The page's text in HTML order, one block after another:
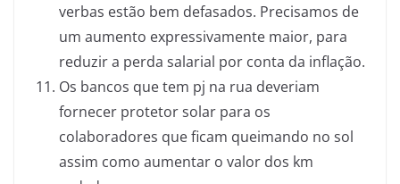
verbas estão bem defasados. Precisamos de
um aumento expressivamente maior, para
reduzir a perda salarial por conta da inflação.
Os bancos que tem pj na rua deveriam
fornecer protetor solar para os
colaboradores que ficam queimando no sol
assim como aumentar o valor dos km